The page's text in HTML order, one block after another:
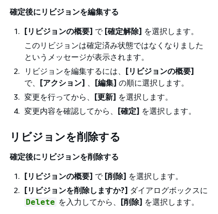
確定後にリビジョンを編集する
[リビジョンの概要] で [確定解除] を選択します。
このリビジョンは確定済み状態ではなくなりました
というメッセージが表示されます。
リビジョンを編集するには、
[リビジョンの概要]
で、
[アクション] 、 [編集] の順に選択します。
変更を行ってから、
[更新] を選択します。
変更内容を確認してから、
[確定] を選択します。
リビジョンを削除する
確定後にリビジョンを削除する
[リビジョンの概要] で [削除] を選択します。
[リビジョンを削除しますか?] ダイアログボックスに
Delete を入力してから、 [削除] を選択します。